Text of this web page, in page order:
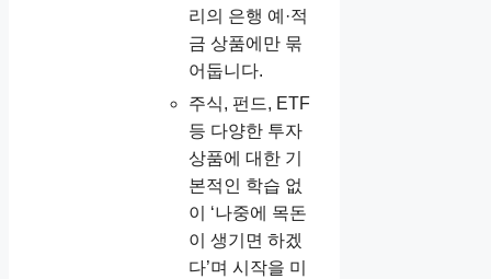
리의 은행 예·적
금 상품에만 묶
어둡니다.
주식, 펀드, ETF
등 다양한 투자
상품에 대한 기
본적인 학습 없
이 ‘나중에 목돈
이 생기면 하겠
다’며 시작을 미